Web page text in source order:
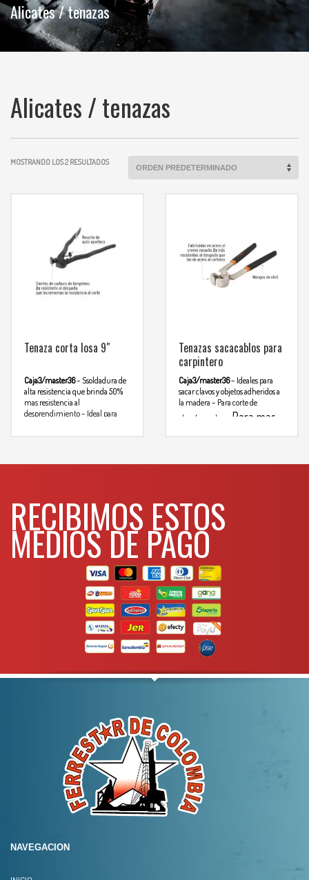
Alicates / tenazas
Alicates / tenazas
MOSTRANDO LOS 2 RESULTADOS
Tenaza corta losa 9″
Caja3/master36– Ssoldadura de
alta resistencia que brinda 50%
mas resistencia al
desprendimiento– Ideal para
Tenazas sacacablos para
carpintero
Caja3/master36– Ideales para
sacar clavos y objetos adheridos a
la madera – Para corte de
alambre y clavos
Para mas
RECIBIMOS ESTOS
MEDIOS DE PAGO
NAVEGACION